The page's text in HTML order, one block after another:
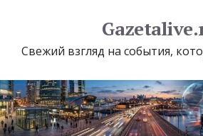
Свежий взгляд на события,